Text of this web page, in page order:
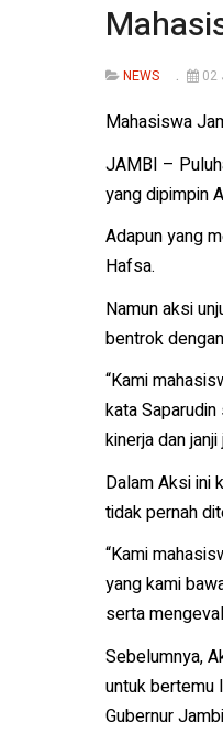
NEWS 02
Mahasiswa
JAMBI –
yang dipimpin
Adapun yang
Hafsa.
Namun aksi
bentrok
“Kami
kata
kinerja dan janji
Dalam Aksi ini
tidak pernah
“Kami
yang kami
serta
Sebelumnya,
untuk bertemu
Gubernur